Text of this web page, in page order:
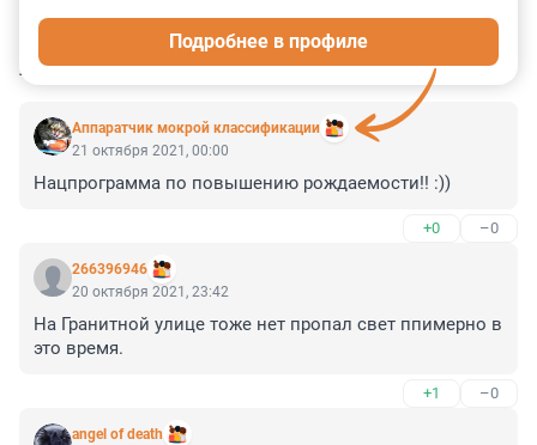
КОММЕНТАРИИ 6
Аппаратчик мокрой классификации
Подробнее в профиле
21 октября 2021, 00:00
Нацпрограмма по повышению рождаемости!! :))
+0 –0
266396946
20 октября 2021, 23:42
На Гранитной улице тоже нет пропал свет ппимерно в
это время.
+1 –0
angel of death